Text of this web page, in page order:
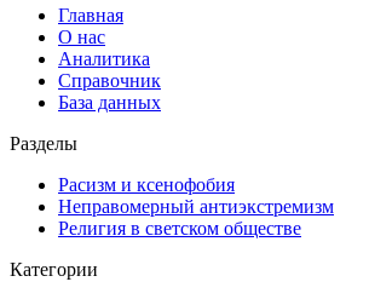
Главная
О нас
Аналитика
Справочник
База данных
Разделы
Расизм и ксенофобия
Неправомерный антиэкстремизм
Религия в светском обществе
Категории